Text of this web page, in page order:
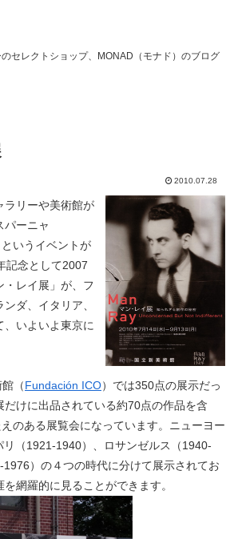
セレクトショップ、MONAD（モナド）のブログ
2010.07.28
ラリーや美術館が
パーニャ
というイベントが
記念として2007
・レイ展」が、フ
ダ、イタリア、
、いよいよ東京に
（Fundación ICO）では350点の展示だっ
だけに出品されている約70点の作品を含
のある展覧会になっています。ニューヨー
（1921-1940）、ロサンゼルス（1940-
）の４つの時代に分けて展示されてお
網羅的に見ることができます。